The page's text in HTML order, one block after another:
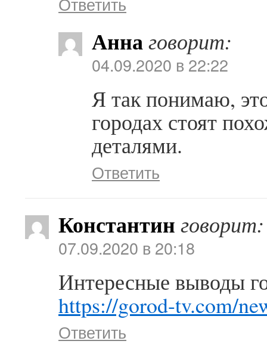
Аннаговорит:
04.09.2020 в 22:22
Я так понимаю,
городах стоят
деталями.
Ответить
Константин говорит:
07.09.2020 в 20:18
Интересные выводы
https://gorod-tv.com/
Ответить